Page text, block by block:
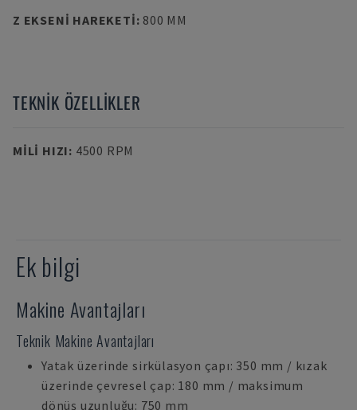
Z EKSENI HAREKETI: 800 MM
TEKNIK ÖZELLIKLER
MILI HIZI: 4500 RPM
Ek bilgi
Makine Avantajları
Teknik Makine Avantajları
Yatak üzerinde sirkülasyon çapı: 350 mm / kızak
üzerinde çevresel çap: 180 mm / maksimum
dönüş uzunluğu: 750 mm